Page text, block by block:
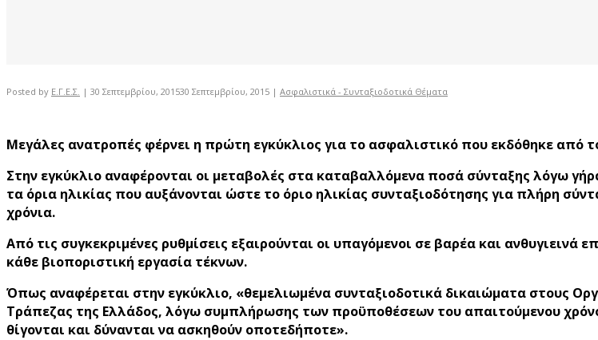
Posted by Ε.Γ.Ε.Σ. | 30 Σεπτεμβρίου, 201530 Σεπτεμβρίου, 2015 | Ασφαλιστικά - Συνταξιοδοτικά Θέματα
Μεγάλες ανατροπές φέρνει η πρώτη εγκύκλιος για το ασφαλιστικό που εκδόθηκε από
Στην εγκύκλιο αναφέρονται οι μεταβολές στα καταβαλλόμενα ποσά σύνταξης λόγω
τα όρια ηλικίας που αυξάνονται ώστε το όριο ηλικίας συνταξιοδότησης για πλήρη
χρόνια.
Από τις συγκεκριμένες ρυθμίσεις εξαιρούνται οι υπαγόμενοι σε βαρέα και
κάθε βιοποριστική εργασία τέκνων.
Όπως αναφέρεται στην εγκύκλιο, «θεμελιωμένα συνταξιοδοτικά δικαιώματα στους
Τράπεζας της Ελλάδος, λόγω συμπλήρωσης των προϋποθέσεων του απαιτούμενου
θίγονται και δύνανται να ασκηθούν οποτεδήποτε».